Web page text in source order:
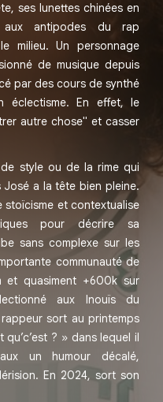
ses lunettes chinées en
antipodes du rap
milieu. Un personnage
de musique depuis
par des cours de synthé
éclectisme. En effet, le
autre chose" et casser
style ou de la rime qui
José a la tête bien pleine.
stoïcisme et contextualise
pour décrire sa
sans complexe sur les
communauté de
et quasiment +600k sur
aux Inouïs du
sort au printemps
? » dans lequel il
un humour décalé,
En 2024, sort son